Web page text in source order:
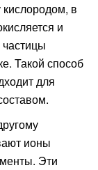
в
и
Такой способ
для
ионы
Эти